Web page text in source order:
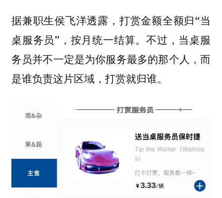
据兼职生侯飞洋透露， 打赏金额全额归“当
桌服务员”，按月统一结算。不过，当桌服
务员并不一定是为你服务最多的那个人，而
是谁负责这片区域，打赏就归谁。